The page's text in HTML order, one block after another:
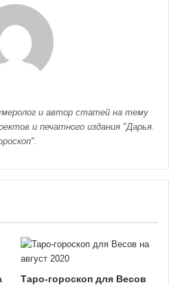
и автор статей на тему
и печатного издания "Дарья.
Таро-гороскоп для Весов